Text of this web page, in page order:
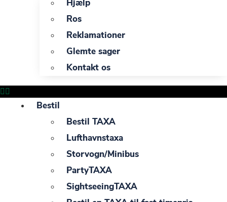
Hjælp
Ros
Reklamationer
Glemte sager
Kontakt os
Bestil
Bestil TAXA
Lufthavnstaxa
Storvogn/Minibus
PartyTAXA
SightseeingTAXA